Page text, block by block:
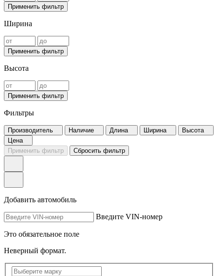
Применить фильтр
Ширина
Применить фильтр
Высота
Применить фильтр
Фильтры
Производитель Наличие Длина Ширина
Высота
Цена
Применить фильтр
Сбросить фильтр
Добавить автомобиль
Введите VIN-номер
Это обязательное поле
Неверный формат.